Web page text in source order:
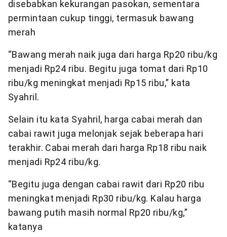
disebabkan kekurangan pasokan, sementara
permintaan cukup tinggi, termasuk bawang
merah
“Bawang merah naik juga dari harga Rp20 ribu/kg
menjadi Rp24 ribu. Begitu juga tomat dari Rp10
ribu/kg meningkat menjadi Rp15 ribu,” kata
Syahril.
Selain itu kata Syahril, harga cabai merah dan
cabai rawit juga melonjak sejak beberapa hari
terakhir. Cabai merah dari harga Rp18 ribu naik
menjadi Rp24 ribu/kg.
“Begitu juga dengan cabai rawit dari Rp20 ribu
meningkat menjadi Rp30 ribu/kg. Kalau harga
bawang putih masih normal Rp20 ribu/kg,”
katanya